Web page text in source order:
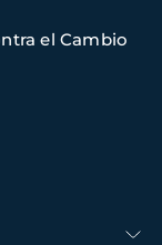
el Cambio